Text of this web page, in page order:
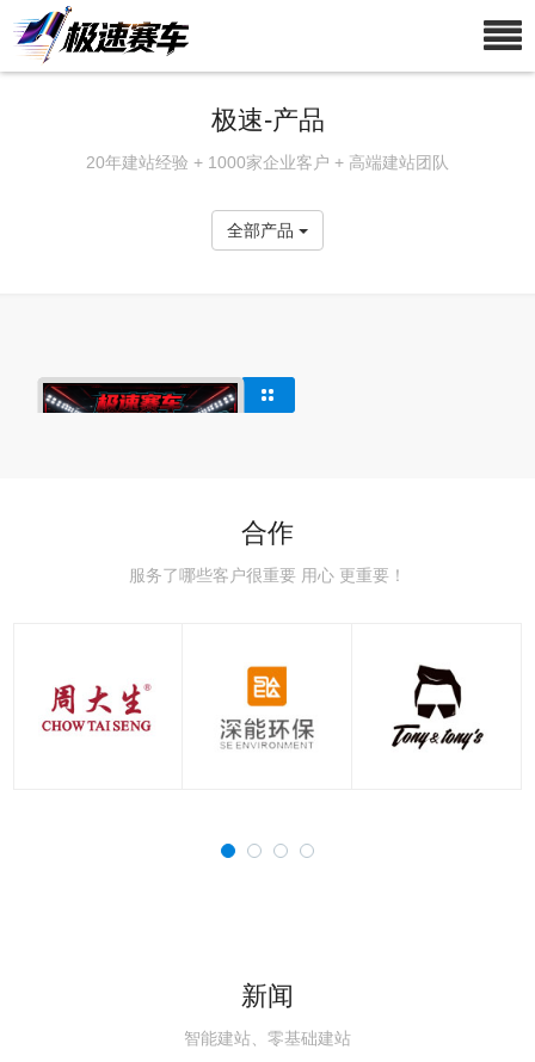
极速-产品
20年建站经验 + 1000家企业客户 + 高端建站团队
全部产品
见误区，避开90%的
力学，读懂速度背后的
统科普，稳住极速的核
识点，决定圈速与安全
道详解，车友刷圈打卡
民用跑车的核心区别解
合作
服务了哪些客户很重要 用心 更重要！
新闻
智能建站、零基础建站